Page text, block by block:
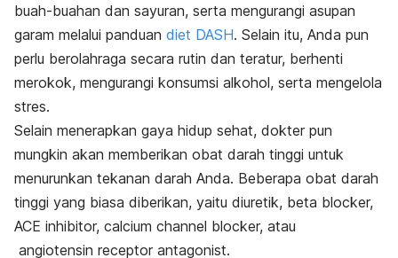
buah-buahan dan sayuran, serta mengurangi asupan
garam melalui panduan diet DASH. Selain itu, Anda pun
perlu berolahraga secara rutin dan teratur, berhenti
merokok, mengurangi konsumsi alkohol, serta mengelola
stres.
Selain menerapkan gaya hidup sehat, dokter pun
mungkin akan memberikan obat darah tinggi untuk
menurunkan tekanan darah Anda. Beberapa obat darah
tinggi yang biasa diberikan, yaitu diuretik, beta blocker,
ACE inhibitor, calcium channel blocker, atau
angiotensin receptor antagonist.